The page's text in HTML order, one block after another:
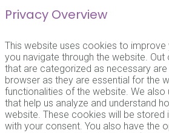
Privacy Overview
This website uses cookies to improve
you navigate through the website.
that are categorized as necessary
browser as they are essential for the
functionalities of the website. We
that help us analyze and understand
website. These cookies will be stored
with your consent. You also have the